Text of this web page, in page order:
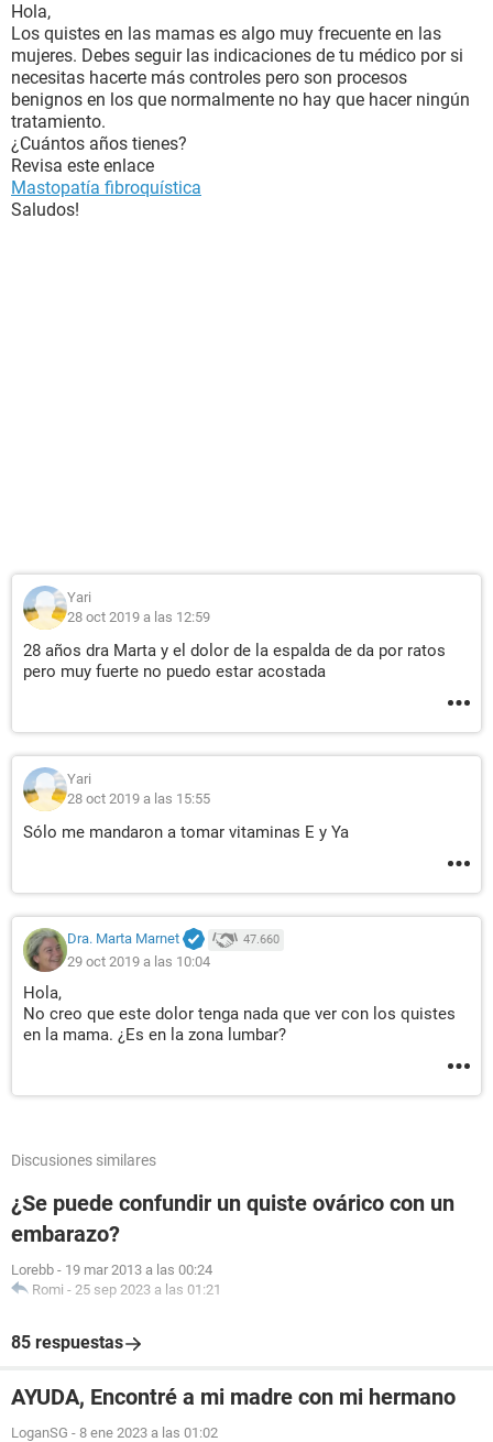
Hola,
Los quistes en las mamas es algo muy frecuente en las
mujeres. Debes seguir las indicaciones de tu médico por si
necesitas hacerte más controles pero son procesos
benignos en los que normalmente no hay que hacer ningún
tratamiento.
¿Cuántos años tienes?
Revisa este enlace
Mastopatía fibroquística
Saludos!
Yari
28 oct 2019 a las 12:59
28 años dra Marta y el dolor de la espalda de da por ratos
pero muy fuerte no puedo estar acostada
Yari
28 oct 2019 a las 15:55
Sólo me mandaron a tomar vitaminas E y Ya
Dra. Marta Marnet 47.660
29 oct 2019 a las 10:04
Hola,
No creo que este dolor tenga nada que ver con los quistes
en la mama. ¿Es en la zona lumbar?
Discusiones similares
¿Se puede confundir un quiste ovárico con un
embarazo?
Lorebb - 19 mar 2013 a las 00:24
Romi - 25 sep 2023 a las 01:21
85 respuestas
AYUDA, Encontré a mi madre con mi hermano
LoganSG - 8 ene 2023 a las 01:02